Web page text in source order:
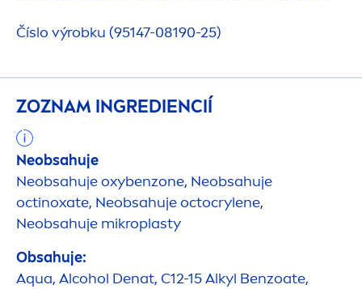
Číslo výrobku (95147-08190-25)
ZOZNAM INGREDIENCIÍ
Neobsahuje
Neobsahuje oxybenzone, Neobsahuje
octinoxate, Neobsahuje octocrylene,
Neobsahuje mikroplasty
Obsahuje:
Aqua, Alcohol Denat, C12-15 Alkyl Benzoate,